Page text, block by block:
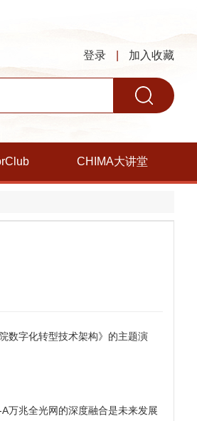
登录 加入收藏
CHIMA大讲堂
数字化转型技术架构》的主题演
万兆全光网的深度融合是未来发展